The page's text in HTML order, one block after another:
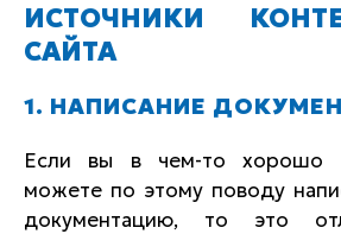
ИСТОЧНИКИ
САЙТА
1. НАПИСАНИЕ
Если вы в чем-то хорошо
можете по этому поводу
документацию, то это